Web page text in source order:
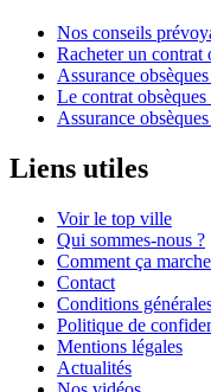
Nos conseils
Racheter un contrat
Assurance
Le contrat obsèques
Assurance
Liens utiles
Voir le top ville
Qui sommes-nous ?
Comment ça
Contact
Conditions
Politique de
Mentions légales
Actualités